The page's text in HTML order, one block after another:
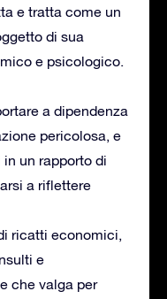
e tratta come un
di sua
e psicologico.
a dipendenza
pericolosa, e
un rapporto di
a riflettere
ricatti economici,
e
che valga per